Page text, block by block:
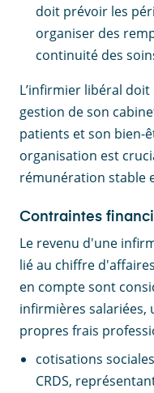
doit prévoir les
organiser des
continuité des
L’infirmier libéral
gestion de son
patients et son bien-
organisation est
rémunération stable
Contraintes
Le revenu d'une
lié au chiffre
en compte sont
infirmières salariées,
propres frais
cotisations
CRDS,